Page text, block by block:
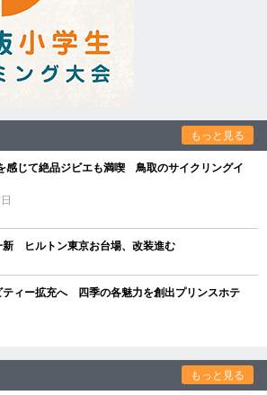
もっと見る
感じて絶品ジビエも満喫 鳥取のサイクリングイ
新 ヒルトン東京お台場、改装進む
ティー拡充へ 四季の各魅力を創出プリンスホテ
もっと見る